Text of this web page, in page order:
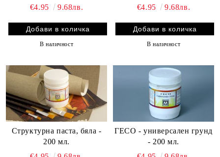
€4.95
9.68лв.
В наличност
€4.95
9.68лв.
В наличност
Структурна паста, бяла -
200 мл.
ГЕСО - универсален грунд
- 200 мл.